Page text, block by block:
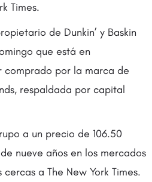
Times.
de Dunkin’ y Baskin
que está en
comprado por la marca de
respaldada por capital
a un precio de 106.50
nueve años en los mercados
a The New York Times.